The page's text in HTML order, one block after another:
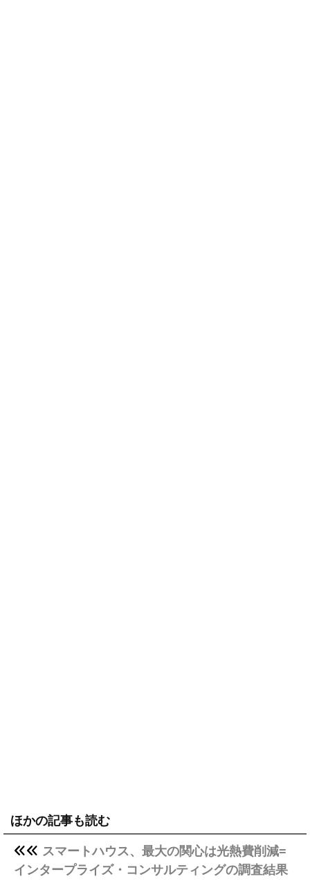
ほかの記事も読む
スマートハウス、最大の関心は光熱費削減=
インタープライズ・コンサルティングの調査結果